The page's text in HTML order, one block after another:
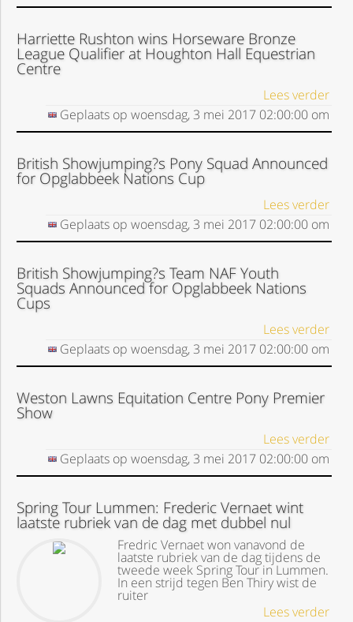
Harriette Rushton wins Horseware Bronze
League Qualifier at Houghton Hall Equestrian
Centre
Lees verder
Geplaats op woensdag, 3 mei 2017 02:00:00om
British Showjumping?s Pony Squad Announced
for Opglabbeek Nations Cup
Lees verder
Geplaats op woensdag, 3 mei 2017 02:00:00om
British Showjumping?s Team NAF Youth
Squads Announced for Opglabbeek Nations
Cups
Lees verder
Geplaats op woensdag, 3 mei 2017 02:00:00om
Weston Lawns Equitation Centre Pony Premier
Show
Lees verder
Geplaats op woensdag, 3 mei 2017 02:00:00om
Spring Tour Lummen: Frederic Vernaet wint
laatste rubriek van de dag met dubbel nul
Fredric Vernaet won vanavond de
laatste rubriek van de dag tijdens de
tweede week Spring Tour in Lummen.
In een strijd tegen Ben Thiry wist de
ruiter
Lees verder